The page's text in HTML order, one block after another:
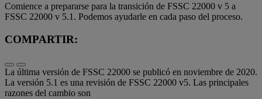
Comience a prepararse para la transición de FSSC 22000 v 5 a
FSSC 22000 v 5.1. Podemos ayudarle en cada paso del proceso.
COMPARTIR:
La última versión de FSSC 22000 se publicó en noviembre de 2020.
La versión 5.1 es una revisión de FSSC 22000 v5. Las principales
razones del cambio son